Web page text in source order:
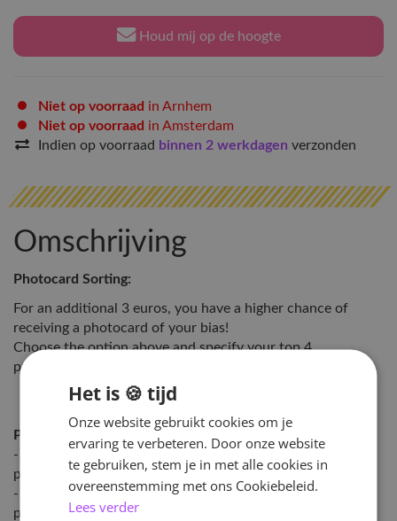
Houd mij op de hoogte
Niet op voorraad in Arnhem
Niet op voorraad in Amsterdam
Indien op voorraad binnen 2 werkdagen verzonden
Omschrijving
Photocard Sorting:
For an additional 3 euros, you have a higher chance of
receiving a photocard of your bias!
Choose the option above and specify your top 4
preferences in the Comments.
Please note:
- We sort both pre-order individual photocards and album
photocards.
- If you're buying the set or multiple albums, you can
provide multiple preferences per version, but it's not
Het is 🍪 tijd
Onze website gebruikt cookies om je
ervaring te verbeteren. Door onze website
te gebruiken, stem je in met alle cookies in
overeenstemming met ons Cookiebeleid.
Lees verder